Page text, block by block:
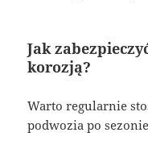
Jak
korozją?
Warto regularnie
podwozia po